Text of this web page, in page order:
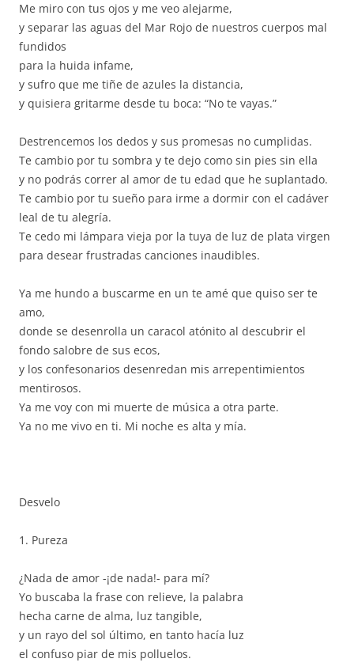
Me miro con tus ojos y me veo alejarme,
y separar las aguas del Mar Rojo de nuestros cuerpos mal
fundidos
para la huida infame,
y sufro que me tiñe de azules la distancia,
y quisiera gritarme desde tu boca: “No te vayas.”
Destrencemos los dedos y sus promesas no cumplidas.
Te cambio por tu sombra y te dejo como sin pies sin ella
y no podrás correr al amor de tu edad que he suplantado.
Te cambio por tu sueño para irme a dormir con el cadáver
leal de tu alegría.
Te cedo mi lámpara vieja por la tuya de luz de plata virgen
para desear frustradas canciones inaudibles.
Ya me hundo a buscarme en un te amé que quiso ser te
amo,
donde se desenrolla un caracol atónito al descubrir el
fondo salobre de sus ecos,
y los confesonarios desenredan mis arrepentimientos
mentirosos.
Ya me voy con mi muerte de música a otra parte.
Ya no me vivo en ti. Mi noche es alta y mía.
Desvelo
1. Pureza
¿Nada de amor -¡de nada!- para mí?
Yo buscaba la frase con relieve, la palabra
hecha carne de alma, luz tangible,
y un rayo del sol último, en tanto hacía luz
el confuso piar de mis polluelos.